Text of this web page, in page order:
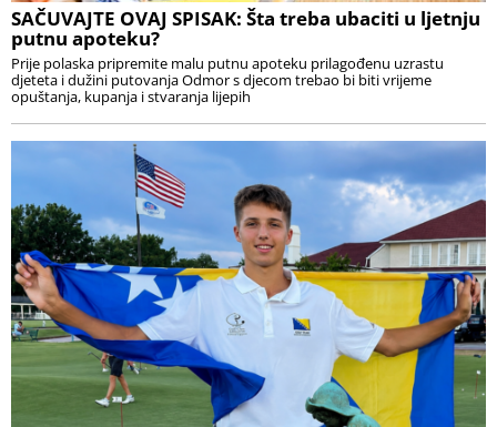
SAČUVAJTE OVAJ SPISAK: Šta treba ubaciti u ljetnju
putnu apoteku?
Prije polaska pripremite malu putnu apoteku prilagođenu uzrastu
djeteta i dužini putovanja Odmor s djecom trebao bi biti vrijeme
opuštanja, kupanja i stvaranja lijepih